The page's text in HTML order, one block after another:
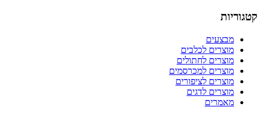
קטגוריות
מבצעים
מוצרים לכלבים
מוצרים לחתולים
מוצרים למכרסמים
מוצרים לציפורים
מוצרים לדגים
מאמרים